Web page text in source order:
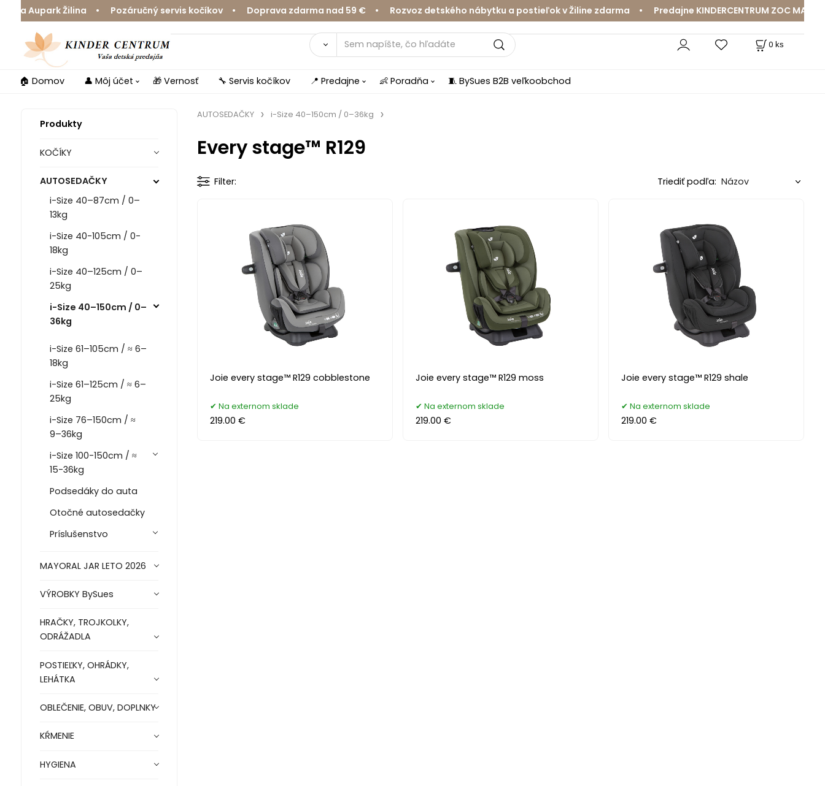
Aupark Žilina • Pozáručný servis kočíkov • Doprava zdarma nad 59 € • Rozvoz detského nábytku a postieľok v Žiline zdarma • Predajne KINDERCENTRUM ZOC MAX a
0 ks
🏠 Domov 👤 Môj účet 🎁 Vernosť 🔧 Servis kočíkov 📍 Predajne 👶 Poradňa 🧵 BySues B2B veľkoobchod
Produkty
KOČÍKY
AUTOSEDAČKY
i-Size 40–87cm / 0–
13kg
i-Size 40-105cm / 0-
18kg
i-Size 40–125cm / 0–
25kg
i-Size 40–150cm / 0–
36kg
i-Size 61–105cm / ≈ 6–
18kg
i-Size 61–125cm / ≈ 6–
25kg
i-Size 76–150cm / ≈
9–36kg
i-Size 100-150cm / ≈
15-36kg
Podsedáky do auta
Otočné autosedačky
Príslušenstvo
MAYORAL JAR LETO 2026
VÝROBKY BySues
HRAČKY, TROJKOLKY,
ODRÁŽADLA
POSTIEĽKY, OHRÁDKY,
LEHÁTKA
OBLEČENIE, OBUV, DOPLNKY
KŔMENIE
HYGIENA
AUTOSEDAČKY i-Size 40–150cm / 0–36kg
Every stage™ R129
Filter Triediť podľa:
Joie every stage™ R129 cobblestone
Na externom sklade
219.00 €
Joie every stage™ R129 moss
Na externom sklade
219.00 €
Joie every stage™ R129 shale
Na externom sklade
219.00 €